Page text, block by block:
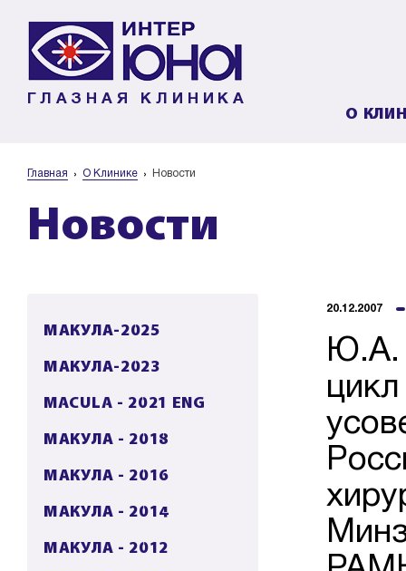
ГЛАЗНАЯ КЛИНИКА
О
Главная О Клинике Новости
Новости
МАКУЛА-2025
МАКУЛА-2023
MACULA - 2021 ENG
МАКУЛА - 2018
МАКУЛА - 2016
МАКУЛА - 2014
МАКУЛА - 2012
20.12.2007
Ю.А.